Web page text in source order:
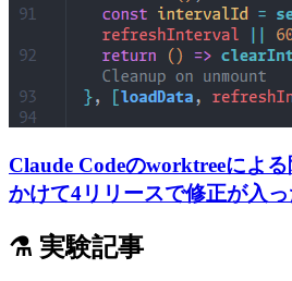
Claude Codeのworktreeによ
かけて4リリースで修正が入っ
⚗️ 実験記事